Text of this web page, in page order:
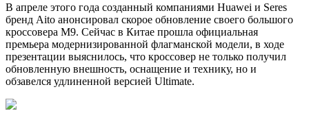
В апреле этого года созданный компаниями Huawei и Seres
бренд Aito анонсировал скорое обновление своего большого
кроссовера M9. Сейчас в Китае прошла официальная
премьера модернизированной флагманской модели, в ходе
презентации выяснилось, что кроссовер не только получил
обновленную внешность, оснащение и технику, но и
обзавелся удлиненной версией Ultimate.